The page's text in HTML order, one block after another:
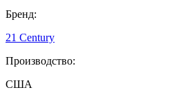
Бренд:
21 Century
Производство:
США